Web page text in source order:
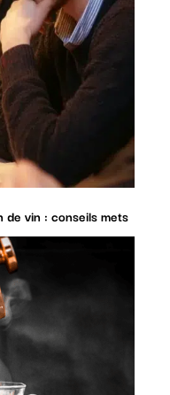
de vin : conseils mets